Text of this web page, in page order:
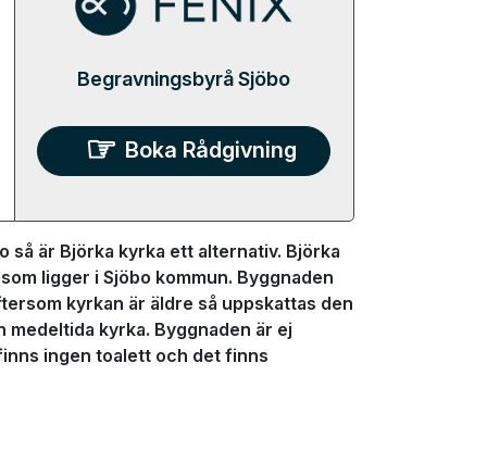
Begravningsbyrå Sjöbo
Boka Rådgivning
så är Björka kyrka ett alternativ. Björka
ligger i Sjöbo kommun. Byggnaden
kyrkan är äldre så uppskattas den
medeltida kyrka. Byggnaden är ej
ingen toalett och det finns